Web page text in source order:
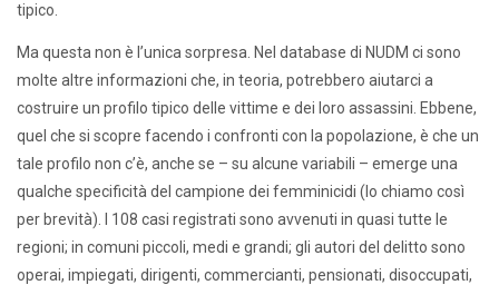
tipico.
Ma questa non è l’unica sorpresa. Nel database di NUDM ci sono
molte altre informazioni che, in teoria, potrebbero aiutarci a
costruire un profilo tipico delle vittime e dei loro assassini. Ebbene,
quel che si scopre facendo i confronti con la popolazione, è che un
tale profilo non c’è, anche se – su alcune variabili – emerge una
qualche specificità del campione dei femminicidi (lo chiamo così
per brevità). I 108 casi registrati sono avvenuti in quasi tutte le
regioni; in comuni piccoli, medi e grandi; gli autori del delitto sono
operai, impiegati, dirigenti, commercianti, pensionati, disoccupati,